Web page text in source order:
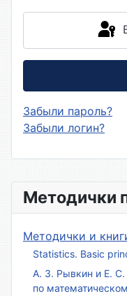
Методички
Методички и
Statistics. Basic
А. З. Рывкин и Е. С.
по
Забыли пароль?
Забыли логин?